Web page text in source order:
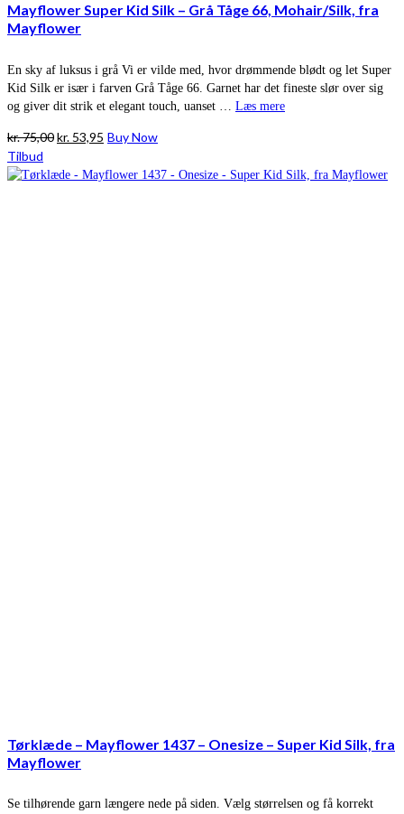
Mayflower Super Kid Silk – Grå Tåge 66, Mohair/Silk, fra
Mayflower
En sky af luksus i grå Vi er vilde med, hvor drømmende blødt og let Super
Kid Silk er især i farven Grå Tåge 66. Garnet har det fineste slør over sig
og giver dit strik et elegant touch, uanset … Læs mere
kr.75,00Den
pris
kr. 53,95 Den
pris
Buy Now
Tilbud
Tørklæde – Mayflower 1437 – Onesize – Super Kid Silk, fra
Mayflower
Se tilhørende garn længere nede på siden. Vælg størrelsen og få korrekt